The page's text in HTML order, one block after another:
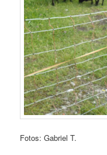
Fotos: Gabriel T.